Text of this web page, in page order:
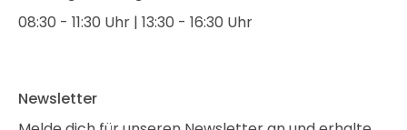
08:30 - 11:30 Uhr | 13:30 - 16:30 Uhr
Newsletter